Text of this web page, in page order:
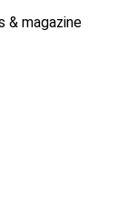
& magazine